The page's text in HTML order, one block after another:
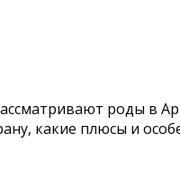
роды в
какие плюсы и